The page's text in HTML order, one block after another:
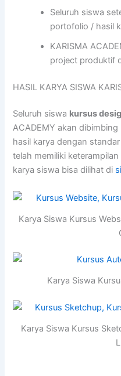
Seluruh siswa
portofolio / hasil
KARISMA
project produktif
HASIL KARYA SISWA
Seluruh siswa kursus
ACADEMY akan
hasil karya dengan
telah memiliki
karya siswa bisa dilihat di
Karya Siswa Kursus
Karya Siswa
Karya Siswa Kursus